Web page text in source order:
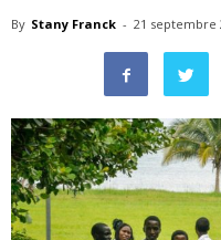
By Stany Franck - 21 septembre